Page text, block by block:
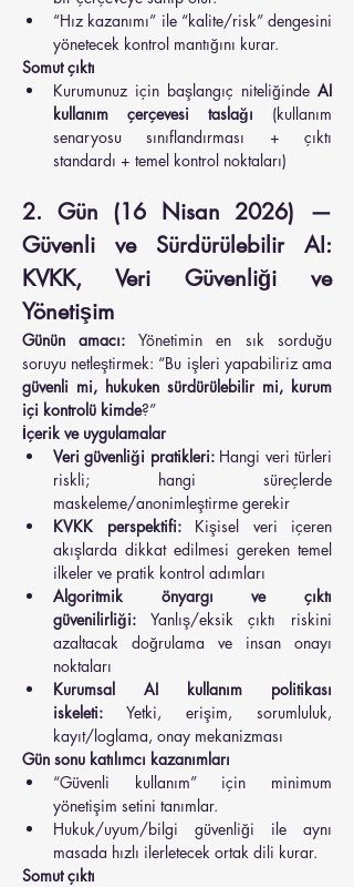
“Hız kazanımı” ile “kalite/risk” dengesini
yönetecek kontrol mantığını kurar.
Somut çıktı
Kurumunuz için başlangıç niteliğinde AI
kullanım çerçevesi taslağı (kullanım
senaryosu sınıflandırması + çıktı
standardı + temel kontrol noktaları)
2. Gün (16 Nisan 2026) —
Güvenli ve Sürdürülebilir AI:
KVKK, Veri Güvenliği ve
Yönetişim
Günün amacı: Yönetimin en sık sorduğu
güvenli mi, hukuken sürdürülebilir mi, kurum
içi kontrolü kimde?”
İçerik ve uygulamalar
Veri güvenliği pratikleri: Hangi veri türleri
riskli; hangi süreçlerde
maskeleme/anonimleştirme gerekir
KVKK perspektifi: Kişisel veri içeren
akışlarda dikkat edilmesi gereken temel
ilkeler ve pratik kontrol adımları
Algoritmik önyargı ve çıktı
güvenilirliği: Yanlış/eksik çıktı riskini
azaltacak doğrulama ve insan onayı
noktaları
Kurumsal AI kullanım politikası
iskeleti: Yetki, erişim, sorumluluk,
kayıt/loglama, onay mekanizması
Gün sonu katılımcı kazanımları
“Güvenli kullanım” için minimum
yönetişim setini tanımlar.
Hukuk/uyum/bilgi güvenliği ile aynı
masada hızlı ilerletecek ortak dili kurar.
Somut çıktı